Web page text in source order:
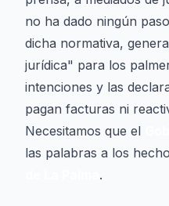
no ha dado ningún
dicha normativa,
jurídica" para los
intenciones y las
pagan facturas ni
Necesitamos que el
las palabras a los
.